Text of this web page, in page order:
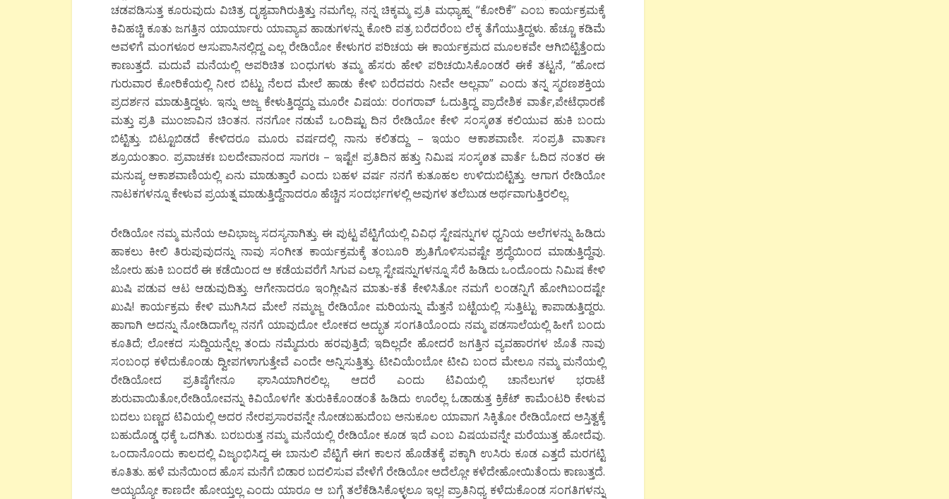
ಚಡಪಡಿಸುತ್ತ ಕೂರುವುದು ವಿಚಿತ್ರ ದೃಶ್ಯವಾಗಿರುತ್ತಿತ್ತು ನಮಗೆಲ್ಲ. ನನ್ನ ಚಿಕ್ಕಮ್ಮ ಪ್ರತಿ ಮಧ್ಯಾಹ್ನ “ಕೋರಿಕೆ” ಎಂಬ ಕಾರ್ಯಕ್ರಮಕ್ಕೆ
ಕಿವಿಹಚ್ಚಿ ಕೂತು ಜಗತ್ತಿನ ಯಾರ್ಯಾರು ಯಾವ್ಯಾವ ಹಾಡುಗಳನ್ನು ಕೋರಿ ಪತ್ರ ಬರೆದರೆಂಬ ಲೆಕ್ಕ ತೆಗೆಯುತ್ತಿದ್ದಳು. ಹೆಚ್ಚೂ ಕಡಿಮೆ
ಅವಳಿಗೆ ಮಂಗಳೂರ ಆಸುಪಾಸಿನಲ್ಲಿದ್ದ ಎಲ್ಲ ರೇಡಿಯೋ ಕೇಳುಗರ ಪರಿಚಯ ಈ ಕಾರ್ಯಕ್ರಮದ ಮೂಲಕವೇ ಆಗಿಬಿಟ್ಟಿತ್ತೆಂದು
ಕಾಣುತ್ತದೆ. ಮದುವೆ ಮನೆಯಲ್ಲಿ ಅಪರಿಚಿತ ಬಂಧುಗಳು ತಮ್ಮ ಹೆಸರು ಹೇಳಿ ಪರಿಚಯಿಸಿಕೊಂಡರೆ ಈಕೆ ತಟ್ಟನೆ, “ಹೋದ
ಗುರುವಾರ ಕೋರಿಕೆಯಲ್ಲಿ ನೀರ ಬಿಟ್ಟು ನೆಲದ ಮೇಲೆ ಹಾಡು ಕೇಳಿ ಬರೆದವರು ನೀವೇ ಅಲ್ಲವಾ” ಎಂದು ತನ್ನ ಸ್ಮರಣಶಕ್ತಿಯ
ಪ್ರದರ್ಶನ ಮಾಡುತ್ತಿದ್ದಳು. ಇನ್ನು ಅಜ್ಜ ಕೇಳುತ್ತಿದ್ದದ್ದು ಮೂರೇ ವಿಷಯ: ರಂಗರಾವ್ ಓದುತ್ತಿದ್ದ ಪ್ರಾದೇಶಿಕ ವಾರ್ತೆ,ಪೇಟೆಧಾರಣೆ
ಮತ್ತು ಪ್ರತಿ ಮುಂಜಾವಿನ ಚಿಂತನ. ನನಗೋ ನಡುವೆ ಒಂದಿಷ್ಟು ದಿನ ರೇಡಿಯೋ ಕೇಳಿ ಸಂಸ್ಕøತ ಕಲಿಯುವ ಹುಕಿ ಬಂದು
ಬಿಟ್ಟಿತ್ತು. ಬಿಟ್ಟೂಬಿಡದೆ ಕೇಳಿದರೂ ಮೂರು ವರ್ಷದಲ್ಲಿ ನಾನು ಕಲಿತದ್ದು – ಇಯಂ ಆಕಾಶವಾಣೀ. ಸಂಪ್ರತಿ ವಾರ್ತಾಃ
ಶ್ರೂಯಂತಾಂ. ಪ್ರವಾಚಕಃ ಬಲದೇವಾನಂದ ಸಾಗರಃ – ಇಷ್ಟೇ! ಪ್ರತಿದಿನ ಹತ್ತು ನಿಮಿಷ ಸಂಸ್ಕøತ ವಾರ್ತೆ ಓದಿದ ನಂತರ ಈ
ಮನುಷ್ಯ ಆಕಾಶವಾಣಿಯಲ್ಲಿ ಏನು ಮಾಡುತ್ತಾರೆ ಎಂದು ಬಹಳ ವರ್ಷ ನನಗೆ ಕುತೂಹಲ ಉಳಿದುಬಿಟ್ಟಿತ್ತು. ಆಗಾಗ ರೇಡಿಯೋ
ನಾಟಕಗಳನ್ನೂ ಕೇಳುವ ಪ್ರಯತ್ನ ಮಾಡುತ್ತಿದ್ದೆನಾದರೂ ಹೆಚ್ಚಿನ ಸಂದರ್ಭಗಳಲ್ಲಿ ಅವುಗಳ ತಲೆಬುಡ ಅರ್ಥವಾಗುತ್ತಿರಲಿಲ್ಲ.
ರೇಡಿಯೋ ನಮ್ಮ ಮನೆಯ ಅವಿಭಾಜ್ಯ ಸದಸ್ಯನಾಗಿತ್ತು. ಈ ಪುಟ್ಟ ಪೆಟ್ಟಿಗೆಯಲ್ಲಿ ವಿವಿಧ ಸ್ಟೇಷನ್ನುಗಳ ಧ್ವನಿಯ ಅಲೆಗಳನ್ನು ಹಿಡಿದು
ಹಾಕಲು ಕೀಲಿ ತಿರುಪುವುದನ್ನು ನಾವು ಸಂಗೀತ ಕಾರ್ಯಕ್ರಮಕ್ಕೆ ತಂಬೂರಿ ಶ್ರುತಿಗೊಳಿಸುವಷ್ಟೇ ಶ್ರದ್ಧೆಯಿಂದ ಮಾಡುತ್ತಿದ್ದೆವು.
ಜೋರು ಹುಕಿ ಬಂದರೆ ಈ ಕಡೆಯಿಂದ ಆ ಕಡೆಯವರೆಗೆ ಸಿಗುವ ಎಲ್ಲಾ ಸ್ಟೇಷನ್ನುಗಳನ್ನೂ ಸೆರೆ ಹಿಡಿದು ಒಂದೊಂದು ನಿಮಿಷ ಕೇಳಿ
ಖುಷಿ ಪಡುವ ಆಟ ಆಡುವುದಿತ್ತು. ಆಗೇನಾದರೂ ಇಂಗ್ಲೀಷಿನ ಮಾತು-ಕತೆ ಕೇಳಿಸಿತೋ ನಮಗೆ ಲಂಡನ್ನಿಗೆ ಹೋಗಿಬಂದಷ್ಟೇ
ಖುಷಿ! ಕಾರ್ಯಕ್ರಮ ಕೇಳಿ ಮುಗಿಸಿದ ಮೇಲೆ ನಮ್ಮಜ್ಜ ರೇಡಿಯೋ ಮರಿಯನ್ನು ಮೆತ್ತನೆ ಬಟ್ಟೆಯಲ್ಲಿ ಸುತ್ತಿಟ್ಟು ಕಾಪಾಡುತ್ತಿದ್ದರು.
ಹಾಗಾಗಿ ಅದನ್ನು ನೋಡಿದಾಗೆಲ್ಲ ನನಗೆ ಯಾವುದೋ ಲೋಕದ ಅದ್ಭುತ ಸಂಗತಿಯೊಂದು ನಮ್ಮ ಪಡಸಾಲೆಯಲ್ಲಿ ಹೀಗೆ ಬಂದು
ಕೂತಿದೆ; ಲೋಕದ ಸುದ್ದಿಯನ್ನೆಲ್ಲ ತಂದು ನಮ್ಮೆದುರು ಹರವುತ್ತಿದೆ; ಇದಿಲ್ಲದೇ ಹೋದರೆ ಜಗತ್ತಿನ ವ್ಯವಹಾರಗಳ ಜೊತೆ ನಾವು
ಸಂಬಂಧ ಕಳೆದುಕೊಂಡು ದ್ವೀಪಗಳಾಗುತ್ತೇವೆ ಎಂದೇ ಅನ್ನಿಸುತ್ತಿತ್ತು. ಟೀವಿಯೆಂಬೋ ಟೀವಿ ಬಂದ ಮೇಲೂ ನಮ್ಮ ಮನೆಯಲ್ಲಿ
ರೇಡಿಯೋದ ಪ್ರತಿಷ್ಠೆಗೇನೂ ಘಾಸಿಯಾಗಿರಲಿಲ್ಲ. ಆದರೆ ಎಂದು ಟಿವಿಯಲ್ಲಿ ಚಾನೆಲುಗಳ ಭರಾಟೆ
ಶುರುವಾಯಿತೋ,ರೇಡಿಯೋವನ್ನು ಕಿವಿಯೊಳಗೇ ತುರುಕಿಕೊಂಡಂತೆ ಹಿಡಿದು ಊರೆಲ್ಲ ಓಡಾಡುತ್ತ ಕ್ರಿಕೆಟ್ ಕಾಮೆಂಟರಿ ಕೇಳುವ
ಬದಲು ಬಣ್ಣದ ಟಿವಿಯಲ್ಲಿ ಅದರ ನೇರಪ್ರಸಾರವನ್ನೇ ನೋಡಬಹುದೆಂಬ ಅನುಕೂಲ ಯಾವಾಗ ಸಿಕ್ಕಿತೋ ರೇಡಿಯೋದ ಅಸ್ತಿತ್ವಕ್ಕೆ
ಬಹುದೊಡ್ಡ ಧಕ್ಕೆ ಒದಗಿತು. ಬರಬರುತ್ತ ನಮ್ಮ ಮನೆಯಲ್ಲಿ ರೇಡಿಯೋ ಕೂಡ ಇದೆ ಎಂಬ ವಿಷಯವನ್ನೇ ಮರೆಯುತ್ತ ಹೋದೆವು.
ಒಂದಾನೊಂದು ಕಾಲದಲ್ಲಿ ವಿಜೃಂಭಿಸಿದ್ದ ಈ ಬಾನುಲಿ ಪೆಟ್ಟಿಗೆ ಈಗ ಕಾಲನ ಹೊಡೆತಕ್ಕೆ ಪಕ್ಕಾಗಿ ಉಸಿರು ಕೂಡ ಎತ್ತದೆ ಮರಗಟ್ಟಿ
ಕೂತಿತು. ಹಳೆ ಮನೆಯಿಂದ ಹೊಸ ಮನೆಗೆ ಬಿಡಾರ ಬದಲಿಸುವ ವೇಳೆಗೆ ರೇಡಿಯೋ ಅದೆಲ್ಲೋ ಕಳೆದೇಹೋಯಿತೆಂದು ಕಾಣುತ್ತದೆ.
ಅಯ್ಯಯ್ಯೋ ಕಾಣದೇ ಹೋಯ್ತಲ್ಲ ಎಂದು ಯಾರೂ ಆ ಬಗ್ಗೆ ತಲೆಕೆಡಿಸಿಕೊಳ್ಳಲೂ ಇಲ್ಲ! ಪ್ರಾತಿನಿಧ್ಯ ಕಳೆದುಕೊಂಡ ಸಂಗತಿಗಳನ್ನು